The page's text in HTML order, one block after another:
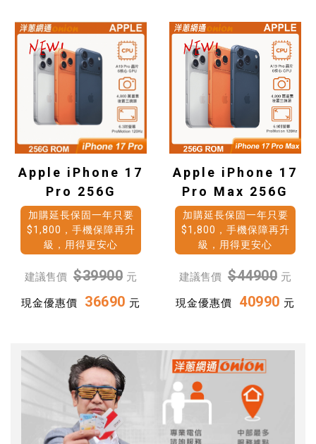
Apple iPhone 17
Pro 256G
加購延長保固一年只要
$1,800，手機保障再升
級，用得更安心
建議售價 $39900 元
現金優惠價 36690 元
Apple iPhone 17
Pro Max 256G
加購延長保固一年只要
$1,800，手機保障再升
級，用得更安心
建議售價 $44900 元
現金優惠價 40990 元